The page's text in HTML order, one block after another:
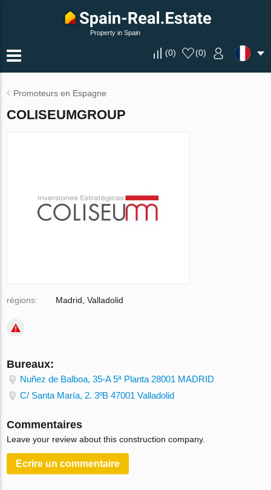
Property in Spain
(0) (0)
Promoteurs en Espagne
COLISEUMGROUP
régions: Madrid, Valladolid
Bureaux:
Nuñez de Balboa, 35-A 5ª Planta 28001 MADRID
C/ Santa María, 2. 3ºB 47001 Valladolid
Commentaires
Leave your review about this construction company.
Ecrire un сommentaire